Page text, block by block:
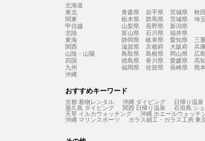
北海道
東北
青森県 岩手県 宮城県 秋
関東
栃木県 群馬県 茨城県 埼
甲信越
山梨県 長野県
新潟県
北陸
富山県 石川県
福井県
東海
静岡県 岐阜県 愛知県
三
関西
滋賀県 京都府 大阪府 兵
山陰・山陽
鳥取県 島根県 岡山県 広
四国
徳島県 香川県 愛媛県
高
九州
福岡県 佐賀県 長崎県 熊
沖縄
おすすめキーワード
京都 着物レンタル 沖縄 ダイビング 日帰り温泉
屋久島 ダイビング 関西 日帰り温泉 石垣島 シ
天草 イルカウォッチング 沖縄 ホエールウォッチ
沖縄 マリンスポーツ ガラス細工・ガラス工房 東